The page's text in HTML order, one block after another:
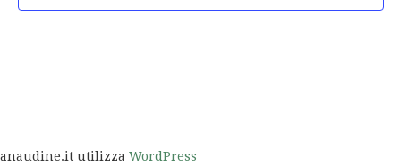
anaudine.it utilizza WordPress